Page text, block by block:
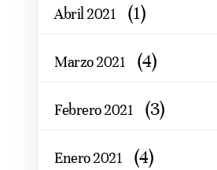
Abril 2021 (1)
Marzo 2021 (4)
Febrero 2021 (3)
Enero 2021 (4)